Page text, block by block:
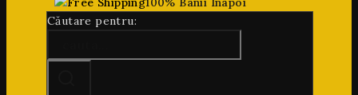
Căutare pentru: